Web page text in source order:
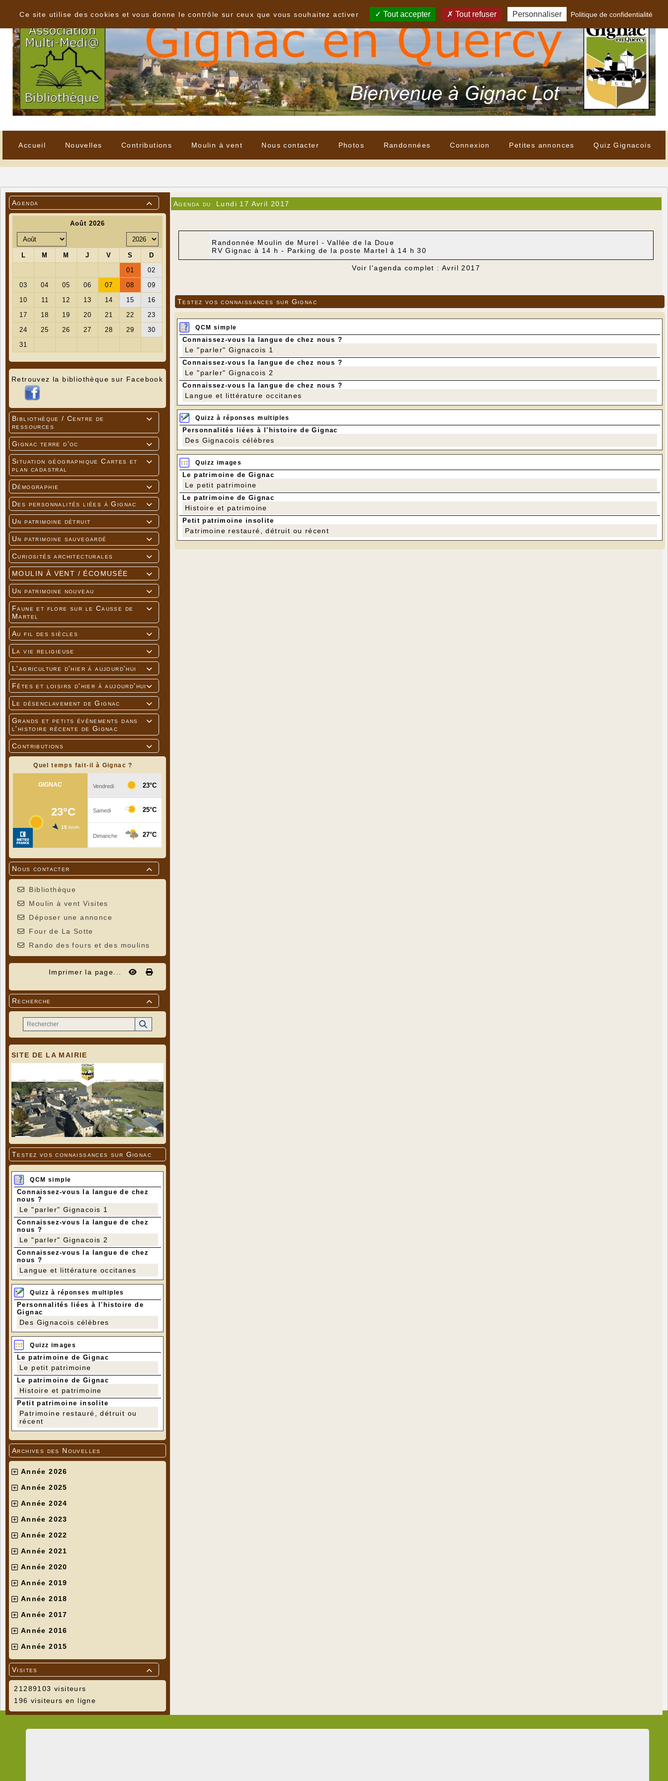
Accueil Nouvelles Contributions Moulin à vent Nous contacter Photos Randonnées Connexion Petites annonces Quiz Gignacois

Agenda
Retrouvez la bibliothèque sur Facebook

Bibliothèque / Centre de
ressources

Gignac terre d'oc

Situation géographique Cartes et
plan cadastral

Démographie

Des personnalités liées à Gignac

Un patrimoine détruit

Un patrimoine sauvegardé

Curiosités architecturales

MOULIN À VENT / ÉCOMUSÉE

Un patrimoine nouveau

Faune et flore sur le Causse de
Martel

Au fil des siècles

La vie religieuse

L'agriculture d'hier à aujourd'hui

Fêtes et loisirs d'hier à aujourd'hui

Le désenclavement de Gignac

Grands et petits événements dans
l'histoire récente de Gignac

Contributions
Quel temps fait-il à Gignac ?

Nous contacter
Bibliothèque
Moulin à vent Visites
Déposer une annonce
Four de La Sotte
Rando des fours et des moulins
Imprimer la page...

Recherche
SITE DE LA MAIRIE
Testez vos connaissances sur Gignac
QCM simple
Connaissez-vous la langue de chez
nous ?
Le "parler" Gignacois 1
Connaissez-vous la langue de chez
nous ?
Le "parler" Gignacois 2
Connaissez-vous la langue de chez
nous ?
Langue et littérature occitanes
Quizz à réponses multiples
Personnalités liées à l'histoire de
Gignac
Des Gignacois célèbres
Quizz images
Le patrimoine de Gignac
Le petit patrimoine
Le patrimoine de Gignac
Histoire et patrimoine
Petit patrimoine insolite
Patrimoine restauré, détruit ou
récent
Archives des Nouvelles
Année 2026
Année 2025
Année 2024
Année 2023
Année 2022
Année 2021
Année 2020
Année 2019
Année 2018
Année 2017
Année 2016
Année 2015

Visites
21289103 visiteurs
196 visiteurs en ligne
Agenda du Lundi 17 Avril 2017
Randonnée Moulin de Murel - Vallée de la Doue
RV Gignac à 14 h - Parking de la poste Martel à 14 h 30
Voir l'agenda complet : Avril 2017
Testez vos connaissances sur Gignac
QCM simple
Connaissez-vous la langue de chez nous ?
Le "parler" Gignacois 1
Connaissez-vous la langue de chez nous ?
Le "parler" Gignacois 2
Connaissez-vous la langue de chez nous ?
Langue et littérature occitanes
Quizz à réponses multiples
Personnalités liées à l'histoire de Gignac
Des Gignacois célèbres
Quizz images
Le patrimoine de Gignac
Le petit patrimoine
Le patrimoine de Gignac
Histoire et patrimoine
Petit patrimoine insolite
Patrimoine restauré, détruit ou récent
Ce site utilise des cookies et vous donne le contrôle sur ceux que vous souhaitez activer
Tout accepter Tout refuser Personnaliser Politique de confidentialité